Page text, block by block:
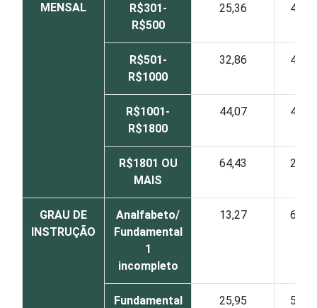
MENSAL
R$301-
R$500
25,36 42,90
R$501-
R$1000
32,86 47,50
R$1001-
R$1800
44,07 40,14
R$1801 OU
MAIS
64,43 24,67
GRAU DE
INSTRUÇÃO
Analfabeto/
Fundamental
1
incompleto
13,27 63,03
Fundamental
25,95 53,36